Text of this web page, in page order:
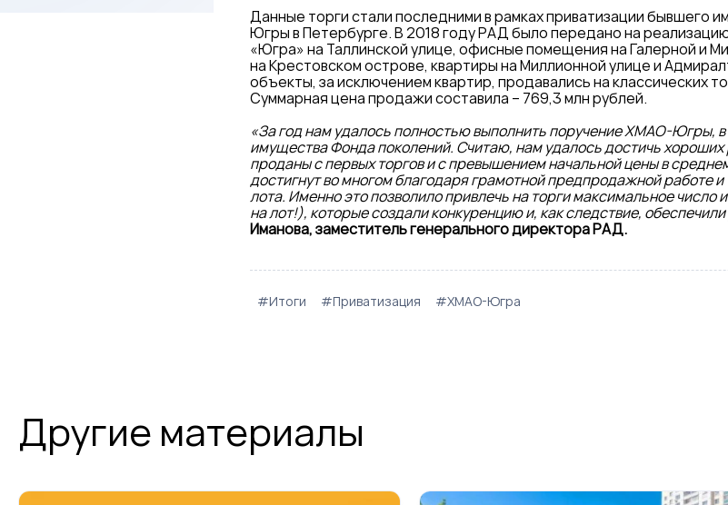
Данные торги стали последними в рамках приватизации бывшего
Югры в Петербурге. В 2018 году РАД было передано на
«Югра» на Таллинской улице, офисные помещения на Галерной и
на Крестовском острове, квартиры на Миллионной улице и
объекты, за исключением квартир, продавались на классических
Суммарная цена продажи составила – 769,3 млн рублей.
«За год нам удалось полностью выполнить поручение ХМАО-Югры,
имущества Фонда поколений. Считаю, нам удалось достичь хороших
проданы с первых торгов и с превышением начальной цены в
достигнут во многом благодаря грамотной предпродажной работе
лота. Именно это позволило привлечь на торги максимальное число
на лот!), которые создали конкуренцию и, как следствие,
Иманова, заместитель генерального директора РАД.
#Итоги #Приватизация #ХМАО-Югра
Другие материалы